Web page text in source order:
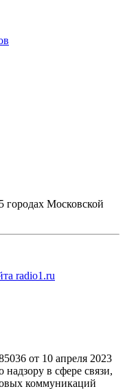
городах Московской
radio1.ru
от 10 апреля 2023
в сфере связи,
коммуникаций